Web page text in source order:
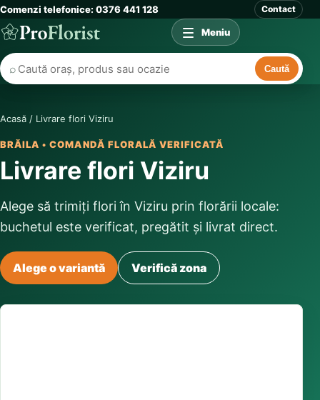
Comenzi telefonice: 0376 441 128 Contact
⌕ Caută
Meniu
Acasă / Livrare flori Viziru
BRĂILA • COMANDĂ FLORALĂ VERIFICATĂ
Livrare flori Viziru
Alege să trimiți flori în Viziru prin florării locale:
buchetul este verificat, pregătit și livrat direct.
Alege o variantă Verifică zona